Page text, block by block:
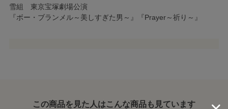
雪組 東京宝塚劇場公演
『ボー・ブランメル～美しすぎた男～』『Prayer～祈り～』
この商品を見た人はこんな商品も見ています